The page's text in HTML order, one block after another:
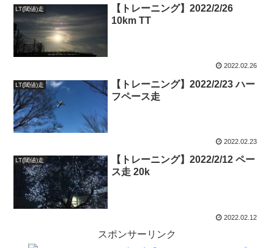
LT(閾値)走
【トレーニング】2022/2/26
10km TT
2022.02.26
LT(閾値)走
【トレーニング】2022/2/23 ハー
フペース走
2022.02.23
LT(閾値)走
【トレーニング】2022/2/12 ペー
ス走 20k
2022.02.12
スポンサーリンク